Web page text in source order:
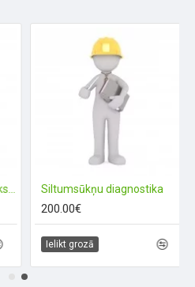
Siltumsūkņa palaišana ekspluatācijā Siltumsūkņu diagnostika
200.00€
Ielikt grozā